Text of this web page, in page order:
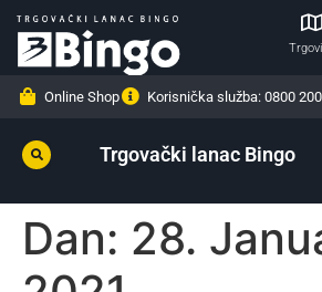
Online Shop Korisnička služba: 0800
Trgovački lanac Bingo
Dan: 28.